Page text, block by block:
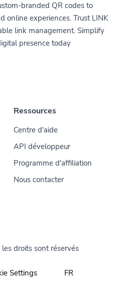
branded QR codes to
online experiences. Trust LINK
link management. Simplify
presence today
Ressources
Centre d'aide
API développeur
Programme d'affiliation
Nous contacter
les droits sont réservés
Settings FR